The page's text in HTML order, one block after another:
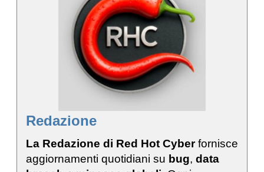
Redazione
La Redazione di Red Hot Cyberfornisce
aggiornamenti quotidiani su bug, data